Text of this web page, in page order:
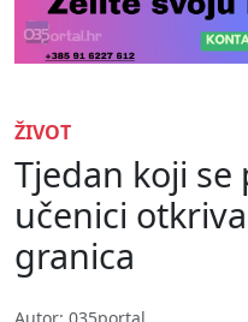
ŽIVOT
Tjedan koji
učenici
granica